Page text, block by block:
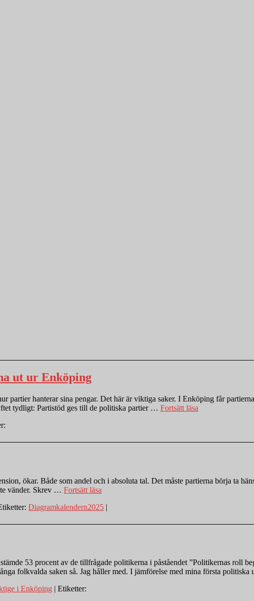
ut ur Enköping
partier hanterar sina pengar. Det här är viktiga saker. I Enköping får
tydligt: Partistöd ges till de politiska partier … Fortsätt läsa
partistöd
ur
ökar. Både som andel och i absoluta tal. Det måste partierna börja ta
vänder. Skrev … Fortsätt läsa
Fler
försörja
Diagramkalendern2025 |
53 procent av de tillfrågade politikerna i påståendet ”Politikernas roll
folkvalda saken så. Jag håller med. I jämförelse med mina första
i Enköping | Etiketter: